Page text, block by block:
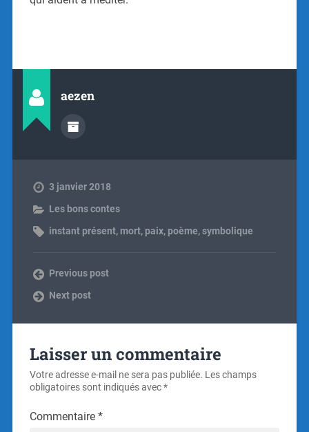
aezen
3 janvier 2018
Les bons contes
instant présent, mort, paix, poème,symbolique
Previous post
Next post
Laisser un commentaire
Votre adresse e-mail ne sera pas publiée. Les champs
obligatoires sont indiqués avec*
Commentaire *